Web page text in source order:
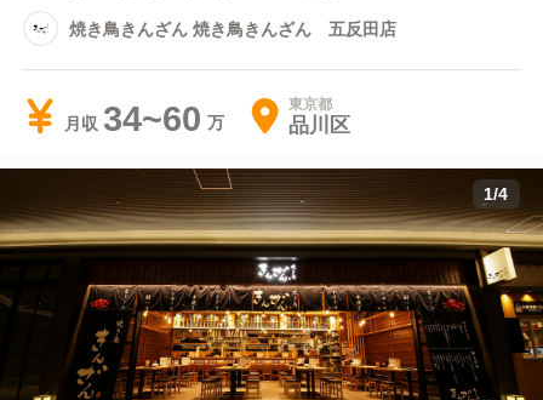
焼き鳥きんざん 焼き鳥きんざん 五反田店
月収 34~60 東京都
品川区
1/4